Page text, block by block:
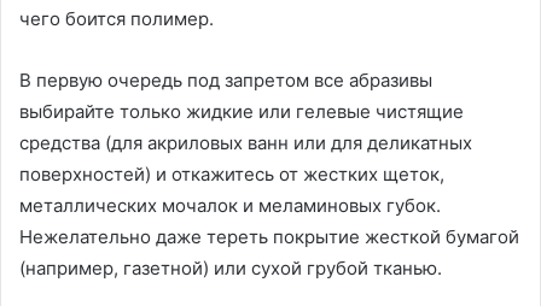
чего боится полимер.
В первую очередь под запретом все абразивы
выбирайте только жидкие или гелевые чистящие
средства (для акриловых ванн или для деликатных
поверхностей) и откажитесь от жестких щеток,
металлических мочалок и меламиновых губок.
Нежелательно даже тереть покрытие жесткой бумагой
(например, газетной) или сухой грубой тканью.